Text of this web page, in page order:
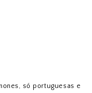
só portuguesas e